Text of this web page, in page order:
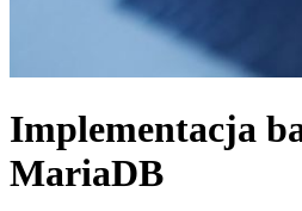
Implementacja
MariaDB